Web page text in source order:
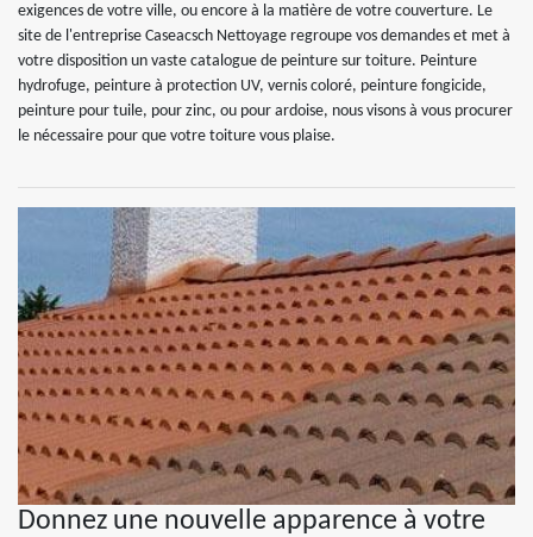
exigences de votre ville, ou encore à la matière de votre couverture. Le
site de l'entreprise Caseacsch Nettoyage regroupe vos demandes et met à
votre disposition un vaste catalogue de peinture sur toiture. Peinture
hydrofuge, peinture à protection UV, vernis coloré, peinture fongicide,
peinture pour tuile, pour zinc, ou pour ardoise, nous visons à vous procurer
le nécessaire pour que votre toiture vous plaise.
Donnez une nouvelle apparence à votre